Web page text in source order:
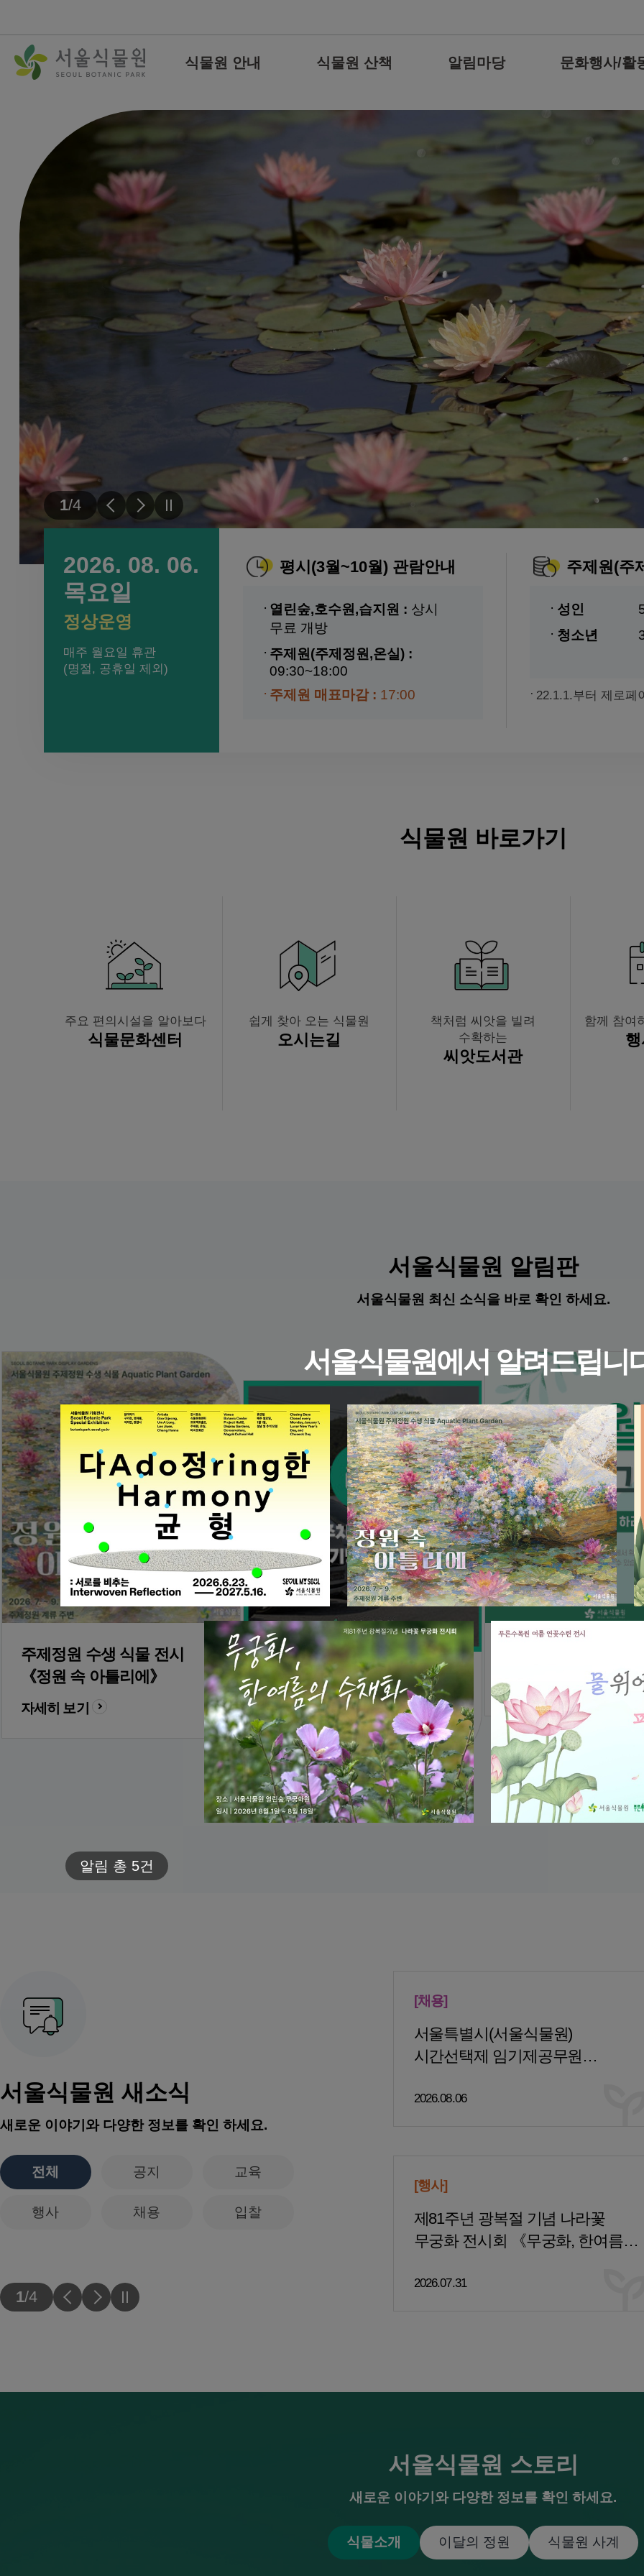
서울식물원에서 알려드립니
알림 총 5건
식물원 안내 식물원 산책 알림마당 문화행사/활
1/4
이전
슬라이드
다음
슬라이드
슬라이드
일시정지
울
원
2026. 08. 06.
목요일
정상운영
매주 월요일 휴관
(명절, 공휴일 제외)
평시(3월~10월) 관람안내
열린숲,호수원,습지원 : 상시
무료 개방
주제원(주제정원,온실) :
09:30~18:00
주제원 매표마감 : 17:00
주제원(주
성인
청소년
22.1.1.부터 제로페
식물원 바로가기
주요 편의시설을 알아보다
식물문화센터
쉽게 찾아 오는 식물원
오시는길
책처럼 씨앗을 빌려
수확하는
씨앗도서관
함께 참여
서울식물원 알림판
서울식물원 최신 소식을 바로 확인 하세요.
주제정원 수생 식물 전시
《정원 속 아틀리에》
자세히 보기
식물원 주차 대기줄 발생 시
대기방법 안내
자세히 보기
자세히 보기
서울식물원 새소식
새로운 이야기와 다양한 정보를 확인 하세요.
전체 공지 교육
행사 채용 입찰
[채용]
서울특별시(서울식물원)
시간선택제 임기제공무원
서류심사 합격자 및 면접시험
2026.08.06
[행사]
제81주년 광복절 기념 나라꽃
무궁화 전시회 《무궁화, 한여름의
2026.07.31
1/4
이전
슬라이드
다음
슬라이드
슬라이드
일시정지
서울식물원 스토리
새로운 이야기와 다양한 정보를 확인 하세요.
식물소개 이달의 정원 식물원 사계